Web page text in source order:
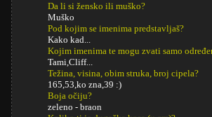
Da li si žensko ili muško?
Muško
Pod kojim se imenima predstavljaš?
Kako kad...
Kojim imenima te mogu zvati samo
Tami,Cliff...
Težina, visina, obim struka, broj cipela?
165,53,ko zna,39 :)
Boja očiju?
zeleno - braon